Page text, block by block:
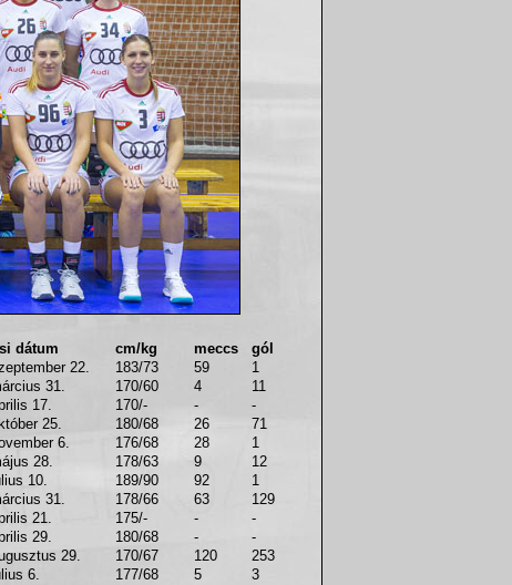
dátum cm/kg meccs gól
22. 183/73 59 1
31. 170/60 4 11
17. 170/- - -
25. 180/68 26 71
6. 176/68 28 1
28. 178/63 9 12
10. 189/90 92 1
31. 178/66 63 129
21. 175/- - -
29. 180/68 - -
29. 170/67 120 253
6. 177/68 5 3